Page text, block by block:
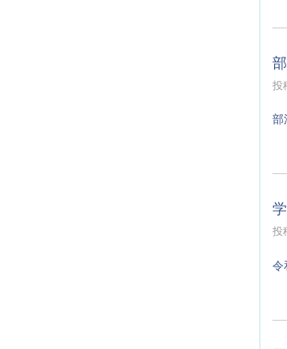
投
部
投
令